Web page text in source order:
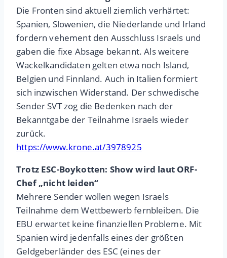
Die Fronten sind aktuell ziemlich verhärtet:
Spanien, Slowenien, die Niederlande und Irland
fordern vehement den Ausschluss Israels und
gaben die fixe Absage bekannt. Als weitere
Wackelkandidaten gelten etwa noch Island,
Belgien und Finnland. Auch in Italien formiert
sich inzwischen Widerstand. Der schwedische
Sender SVT zog die Bedenken nach der
Bekanntgabe der Teilnahme Israels wieder
zurück.
https://www.krone.at/3978925
Trotz ESC-Boykotten: Show wird laut ORF-
Chef „nicht leiden“
Mehrere Sender wollen wegen Israels
Teilnahme dem Wettbewerb fernbleiben. Die
EBU erwartet keine finanziellen Probleme. Mit
Spanien wird jedenfalls eines der größten
Geldgeberländer des ESC (eines der